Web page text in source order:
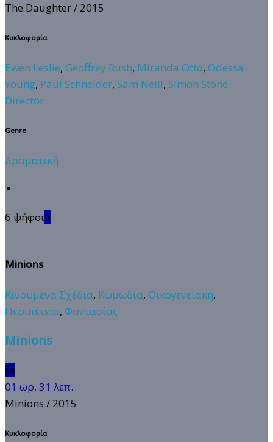
The Daughter/ 2015
Κυκλοφορία
Ewen Leslie, Geoffrey Rush, Miranda Otto, Odessa
Young, Paul Schneider, Sam Neill, Simon Stone
Director
Genre
Δραματική
6 ψήφοι3
Minions
Κινούμενα Σχέδια, Κωμωδία, Οικογενειακή,
Περιπέτεια, Φαντασίας
Minions
🆗
01 ωρ. 31 λεπ.
Minions / 2015
Κυκλοφορία